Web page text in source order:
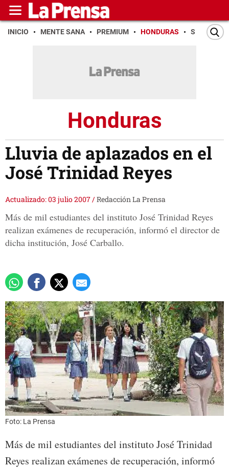
INICIO MENTE SANA PREMIUM HONDURAS SAN PEDRO
Honduras
Lluvia de aplazados en el
José Trinidad Reyes
Actualizado: 03 julio 2007/Redacción La Prensa
Más de mil estudiantes del instituto José Trinidad Reyes
realizan exámenes de recuperación, informó el director de
dicha institución, José Carballo.
Foto: La Prensa
Más de mil estudiantes del instituto José Trinidad
Reyes realizan exámenes de recuperación, informó